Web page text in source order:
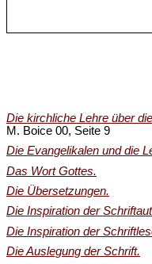
Die kirchliche Lehre über
M. Boice 00, Seite 9
Die Evangelikalen und die
Das Wort Gottes.
Die Übersetzungen.
Die Inspiration der
Die Inspiration der
Die Auslegung der Schrift.